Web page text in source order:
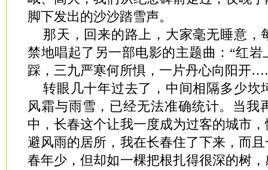
脚下发出的沙沙踏雪声。
那天，回来的路上，大家毫无睡意，
禁地唱起了另一部电影的主题曲：“红
踩，三九严寒何所惧，一片丹心向阳开
转眼几十年过去了，中间相隔多少坎
风霜与雨雪，已经无法准确统计。当我
中，长春这个让我一度成为过客的城市
避风雨的居所，我在长春住了下来，而
春年少，但却如一棵把根扎得很深的树